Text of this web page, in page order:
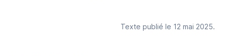
Texte publié le 12 mai 2025.